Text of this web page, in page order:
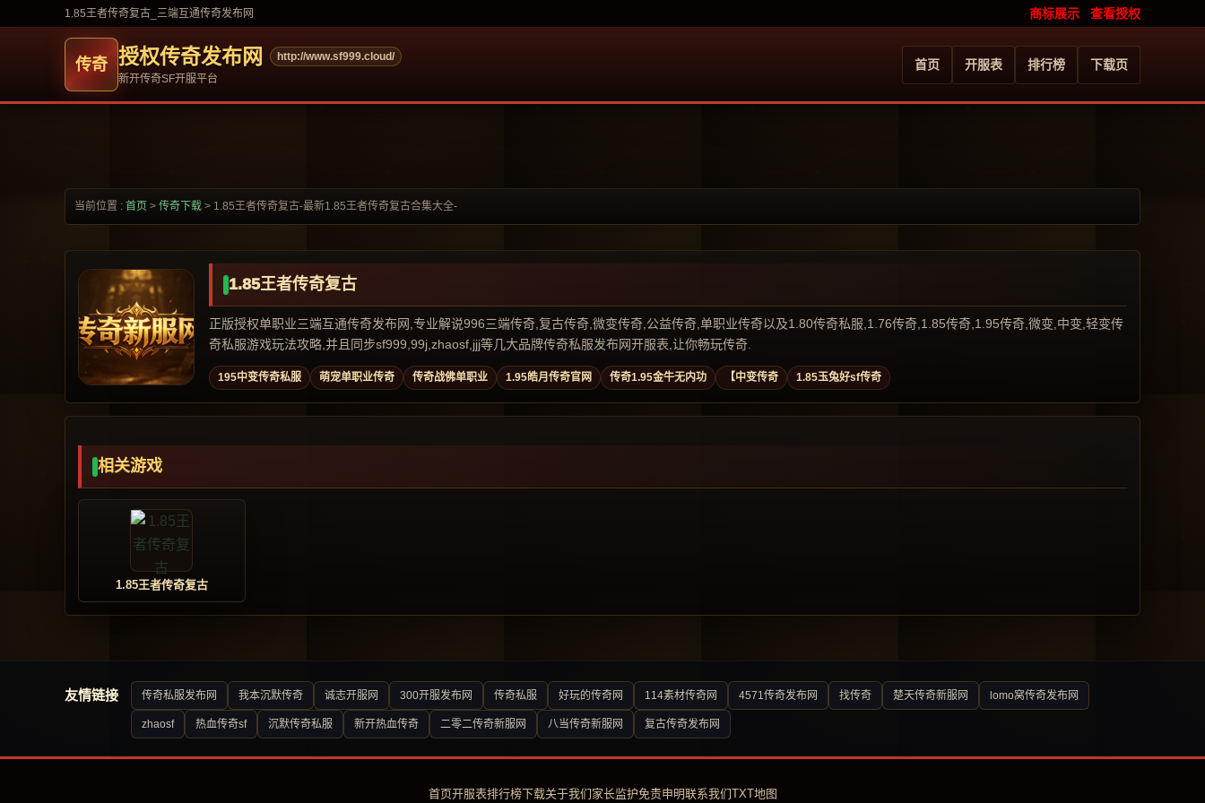
1.85王者传奇复古_三端互通传奇发布网 商标展示 查看授权
授权传奇发布网
http://www.sf999.cloud/
新开传奇SF开服平台
首页 开服表 排行榜 下载页
当前位置 : 首页 > 传奇下载 > 1.85王者传奇复古-最新1.85王者传奇复古合集大全-
1.85王者传奇复古
正版授权单职业三端互通传奇发布网,专业解说996三端传奇,复古传奇,微变传奇,公益传奇,单职业传奇以及1.80传奇私服,1.76传奇,1.85传奇,1.95传奇,微变,中变,轻变传
奇私服游戏玩法攻略,并且同步sf999,99j,zhaosf,jjj等几大品牌传奇私服发布网开服表,让你畅玩传奇.
195中变传奇私服 萌宠单职业传奇 传奇战佛单职业 1.95皓月传奇官网 传奇1.95金牛无内功 【中变传奇 1.85玉兔好sf传奇
相关游戏
1.85王者传奇复古
友情链接 传奇私服发布网 我本沉默传奇 诚志开服网 300开服发布网 传奇私服 好玩的传奇网 114素材传奇网 4571传奇发布网 找传奇 楚天传奇新服网 lomo窝传奇发布网
zhaosf 热血传奇sf 沉默传奇私服 新开热血传奇 二零二传奇新服网 八当传奇新服网 复古传奇发布网
首页开服表排行榜下载关于我们 家长监护免责申明联系我们TXT地图